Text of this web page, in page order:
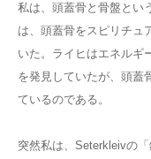
私は、頭蓋骨と骨盤とい
は、頭蓋骨をスピリチュ
いた。ライヒはエネルギ
を発見していたが、頭蓋
ているのである。
突然私は、Seterkleivの